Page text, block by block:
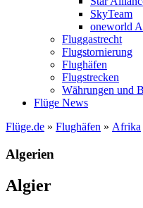
SkyTeam
oneworld
Fluggastrecht
Flugstornierung
Flughäfen
Flugstrecken
Währungen und
Flüge News
Flüge.de » Flughäfen » Afrika
Algerien
Algier